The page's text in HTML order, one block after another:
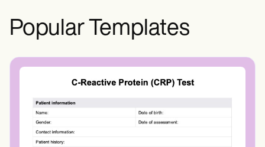
preocupación o situación concreta.
Popular Templates